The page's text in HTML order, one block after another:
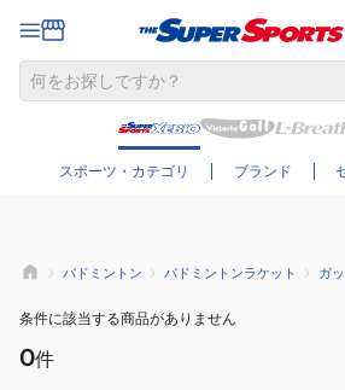
スポーツ・カテゴリ ブランド
さらに絞り込む
バドミントン バドミントンラケット ガ
条件に該当する商品がありません
0件